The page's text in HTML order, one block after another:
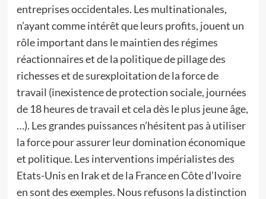
entreprises occidentales. Les multinationales,
n’ayant comme intérêt que leurs profits, jouent un
rôle important dans le maintien des régimes
réactionnaires et de la politique de pillage des
richesses et de surexploitation de la force de
travail (inexistence de protection sociale, journées
de 18 heures de travail et cela dès le plus jeune âge,
…). Les grandes puissances n’hésitent pas à utiliser
la force pour assurer leur domination économique
et politique. Les interventions impérialistes des
Etats-Unis en Irak et de la France en Côte d’Ivoire
en sont des exemples. Nous refusons la distinction